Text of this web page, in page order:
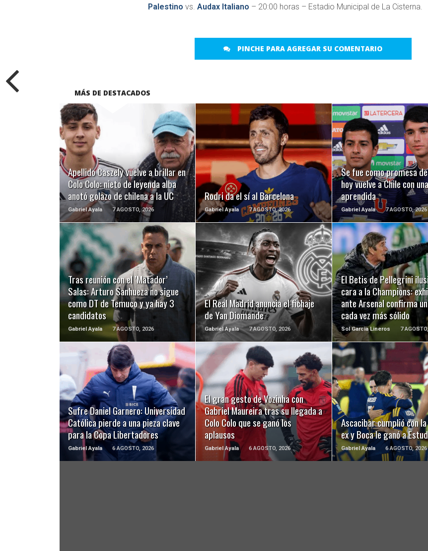
Palestino vs.Audax Italiano – 20:00 horas – Estadio Municipal de La Cisterna.
PINCHE PARA AGREGAR SU COMENTARIO
MÁS DE DESTACADOS
Apellido Caszely vuelve a brillar en
Colo Colo: nieto de leyenda alba
anotó golazo de chilena a la UC
Gabriel Ayala 7 AGOSTO, 2026
LEER MÁS
Rodri da el sí al Barcelona
Gabriel Ayala 7 AGOSTO, 2026
LEER MÁS
Se fue como promesa
hoy vuelve a Chile con
aprendida
Gabriel Ayala 7 AGOSTO, 2026
LEER MÁS
Tras reunión con el ’Matador’
Salas: Arturo Sanhueza no sigue
como DT de Temuco y ya hay 3
candidatos
Gabriel Ayala 7 AGOSTO, 2026
LEER MÁS
El Real Madrid anuncia el fichaje
de Yan Diomande
Gabriel Ayala 7 AGOSTO, 2026
LEER MÁS
El Betis de Pellegrini
cara a la Champions:
ante Arsenal confirma
cada vez más sólido
Sol Garcia Lineros 7
LEER MÁS
Sufre Daniel Garnero: Universidad
Católica pierde a una pieza clave
para la Copa Libertadores
Gabriel Ayala 6 AGOSTO, 2026
LEER MÁS
El gran gesto de Vozinha con
Gabriel Maureira tras su llegada a
Colo Colo que se ganó los
aplausos
Gabriel Ayala 6 AGOSTO, 2026
LEER MÁS
Ascacibar cumplió con
ex y Boca le ganó a
Gabriel Ayala 6 AGOSTO, 2026
LEER MÁS